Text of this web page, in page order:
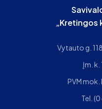
„Kretingos
Vytauto g.
Įm.
PVM
Tel. (0